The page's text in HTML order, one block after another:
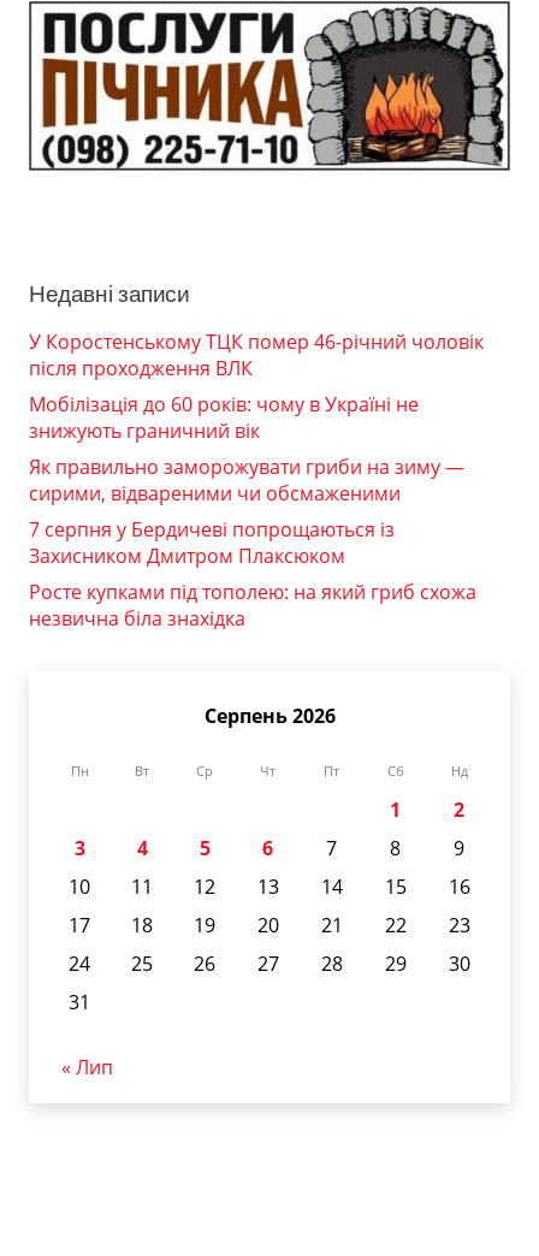
Недавні записи
У Коростенському ТЦК помер 46-річний чоловік
після проходження ВЛК
Мобілізація до 60 років: чому в Україні не
знижують граничний вік
Як правильно заморожувати гриби на зиму —
сирими, відвареними чи обсмаженими
7 серпня у Бердичеві попрощаються із
Захисником Дмитром Плаксюком
Росте купками під тополею: на який гриб схожа
незвична біла знахідка
Серпень 2026
Пн Вт Ср Чт Пт Сб Нд
1
2
3
4 5 6 7 8
9
10
11 12 13 14 15
16
17
18 19 20 21 22
23
24
25 26 27 28 29
30
31
« Лип